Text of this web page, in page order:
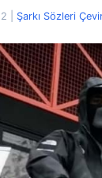
Şarkı Sözleri